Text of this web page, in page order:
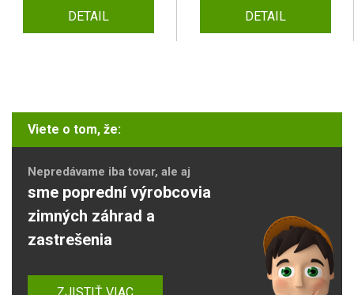
DETAIL DETAIL
Viete o tom, že:
Nepredávame iba tovar, ale aj
sme poprední výrobcovia
zimných záhrad a
zastrešenia